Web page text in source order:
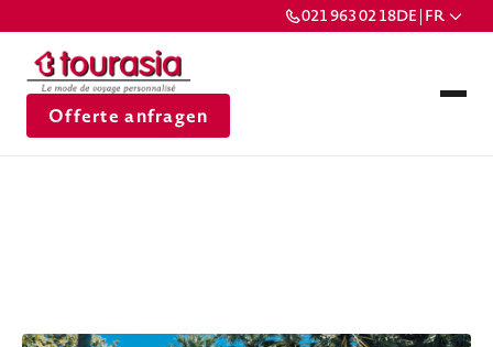
021 963 02 18DE | FR
Offerte anfragen